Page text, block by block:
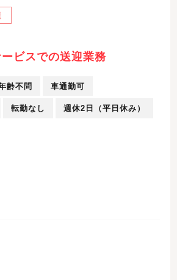
ビスでの送迎業務
齢不問 車通勤可
転勤なし 週休2日（平日休み）